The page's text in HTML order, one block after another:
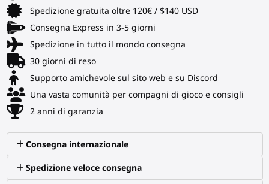
Spedizione gratuita oltre 120€ / $140 USD
Consegna Express in 3-5 giorni
Spedizione in tutto il mondo consegna
30 giorni di reso
Supporto amichevole sul sito web e su Discord
Una vasta comunità per compagni di gioco e consigli
2 anni di garanzia
Consegna internazionale
Spedizione veloce consegna